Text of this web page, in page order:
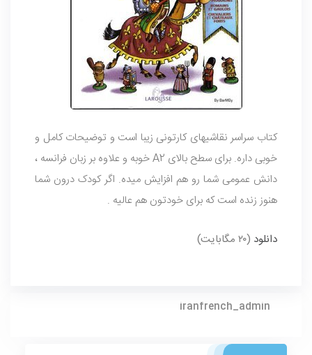
کتاب سراسر نقاشیهای کارتونی زیبا است و توضیحات کامل و
خوبی داره. برای سطح بالای A2 خوبه و علاوه بر زبان فرانسه ،
دانش عمومی شما رو هم افزایش میده. اگر کودک درون شما
هنوز زنده است که برای خودتون هم عالیه .
دانلود (۲۰ مگابایت)
iranfrench_admin